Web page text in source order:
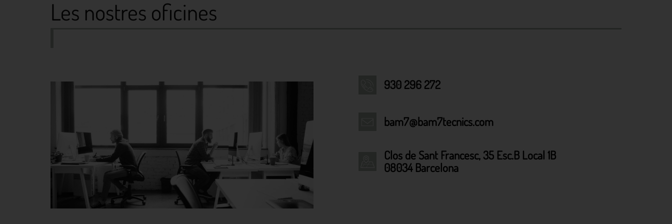
Les nostres oficines
930 296 272
bam7@bam7tecnics.com
Clos de Sant Francesc, 35 Esc.B Local 1B
08034 Barcelona